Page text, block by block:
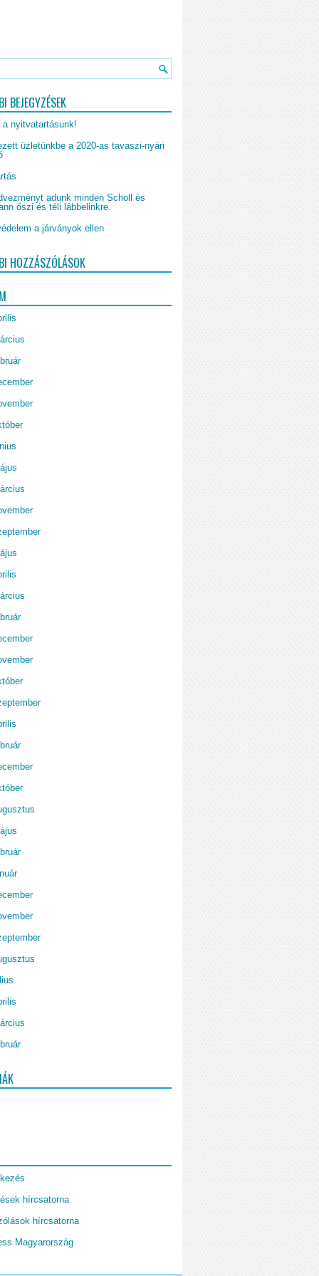
BEJEGYZÉSEK
nyitvatartásunk!
üzletünkbe a 2020-as tavaszi-nyári
adunk minden Scholl és
őszi és téli lábbelinkre.
a járványok ellen
HOZZÁSZÓLÁSOK
hírcsatorna
hírcsatorna
Magyarország